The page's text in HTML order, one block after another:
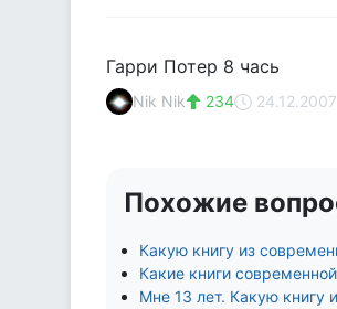
Гарри Потер 8 чась
Nik Nik 234 24.12.2007
Похожие
Какую книгу из
Какие книги
Мне 13 лет. Какую книгу